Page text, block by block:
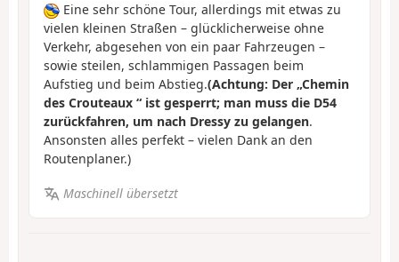
Eine sehr schöne Tour, allerdings mit etwas zu
vielen kleinen Straßen – glücklicherweise ohne
Verkehr, abgesehen von ein paar Fahrzeugen –
sowie steilen, schlammigen Passagen beim
Aufstieg und beim Abstieg.(Achtung: Der „Chemin
des Crouteaux “ ist gesperrt; man muss die D54
zurückfahren, um nach Dressy zu gelangen.
Ansonsten alles perfekt – vielen Dank an den
Routenplaner.)
Maschinell übersetzt